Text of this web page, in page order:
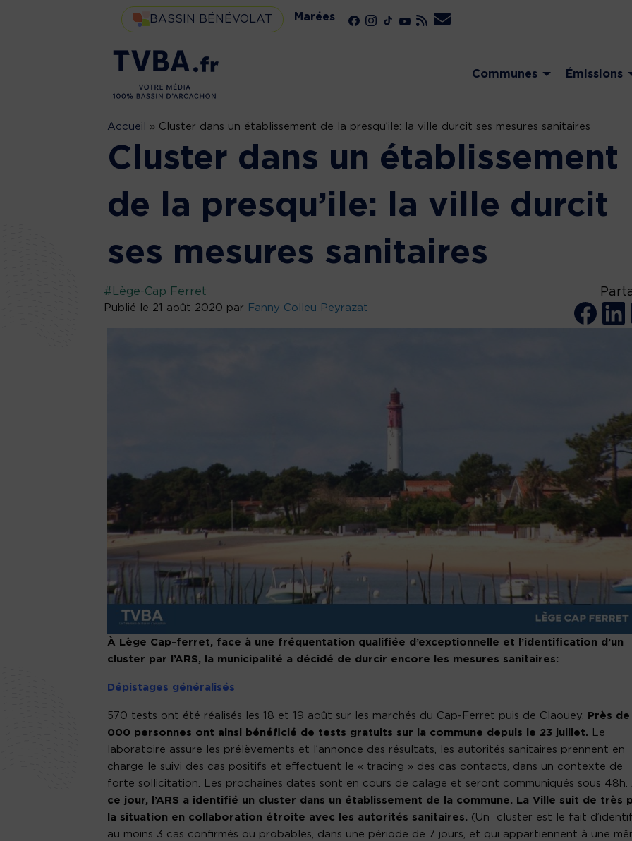
BASSIN BÉNÉVOLAT Marées
Communes Émissions
Accueil » Cluster dans un établissement de la presqu’ile: la ville durcit ses mesures sanitaires
Cluster dans un établissement
de la presqu’ile: la ville durcit
ses mesures sanitaires
#Lège-Cap Ferret
Publié le 21 août 2020 par Fanny Colleu Peyrazat
À Lège Cap-ferret, face à une fréquentation qualifiée d’exceptionnelle et l’identification d’un
cluster par l’ARS, la municipalité a décidé de durcir encore les mesures sanitaires:
Dépistages généralisés
570 tests ont été réalisés les 18 et 19 août sur les marchés du Cap-Ferret puis de Claouey. Près de
000 personnes ont ainsi bénéficié de tests gratuits sur la commune depuis le 23 juillet. Le
laboratoire assure les prélèvements et l’annonce des résultats, les autorités sanitaires prennent en
charge le suivi des cas positifs et effectuent le « tracing » des cas contacts, dans un contexte de
forte sollicitation. Les prochaines dates sont en cours de calage et seront communiqués sous 48h.
ce jour, l’ARS a identifié un cluster dans un établissement de la commune. La Ville suit de très
la situation en collaboration étroite avec les autorités sanitaires. (Un cluster est le fait
au moins 3 cas confirmés ou probables, dans une période de 7 jours, et qui appartiennent à une